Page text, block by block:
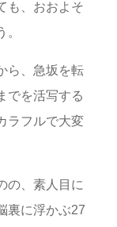
も、おおよそ
ら、急坂を転
でを活写する
ラフルで大変
の、素人目に
裏に浮かぶ27